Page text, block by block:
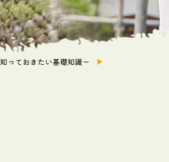
っておきたい基礎知識ー